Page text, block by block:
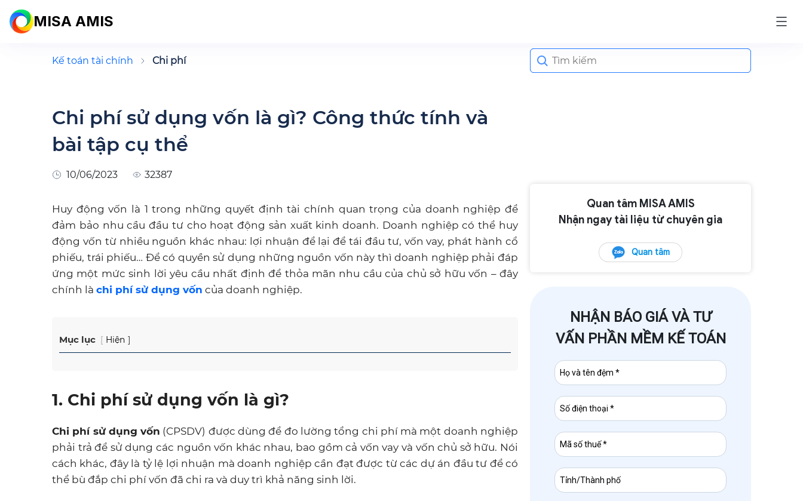
MISA AMIS
Kế toán tài chính Chi phí
Search
for:
Chi phí sử dụng vốn là gì? Công thức tính và
bài tập cụ thể
10/06/2023 32387
Huy động vốn là 1 trong những quyết định tài chính quan trọng của doanh nghiệp để
đảm bảo nhu cầu đầu tư cho hoạt động sản xuất kinh doanh. Doanh nghiệp có thể huy
động vốn từ nhiều nguồn khác nhau: lợi nhuận để lại để tái đầu tư, vốn vay, phát hành cổ
phiếu, trái phiếu… Để có quyền sử dụng những nguồn vốn này thì doanh nghiệp phải đáp
ứng một mức sinh lời yêu cầu nhất định để thỏa mãn nhu cầu của chủ sở hữu vốn – đây
chính là chi phí sử dụng vốn của doanh nghiệp.
Mục lục Hiện
1. Chi phí sử dụng vốn là gì?
Chi phí sử dụng vốn (CPSDV) được dùng để đo lường tổng chi phí mà một doanh nghiệp
phải trả để sử dụng các nguồn vốn khác nhau, bao gồm cả vốn vay và vốn chủ sở hữu. Nói
cách khác, đây là tỷ lệ lợi nhuận mà doanh nghiệp cần đạt được từ các dự án đầu tư để có
thể bù đắp chi phí vốn đã chi ra và duy trì khả năng sinh lời.
Quan tâm MISA AMIS
Nhận ngay tài liệu từ chuyên gia
Quan tâm
NHẬN BÁO GIÁ VÀ TƯ
VẤN PHẦN MỀM KẾ TOÁN